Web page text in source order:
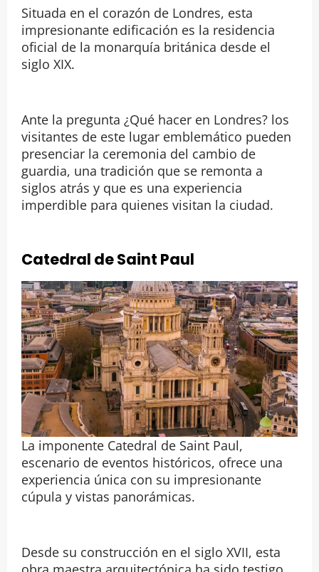
Situada en el corazón de Londres, esta
impresionante edificación es la residencia
oficial de la monarquía británica desde el
siglo XIX.
Ante la pregunta ¿Qué hacer en Londres? los
visitantes de este lugar emblemático pueden
presenciar la ceremonia del cambio de
guardia, una tradición que se remonta a
siglos atrás y que es una experiencia
imperdible para quienes visitan la ciudad.
Catedral de Saint Paul
La imponente Catedral de Saint Paul,
escenario de eventos históricos, ofrece una
experiencia única con su impresionante
cúpula y vistas panorámicas.
Desde su construcción en el siglo XVII, esta